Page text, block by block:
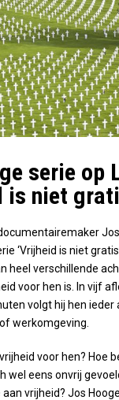
serie op
is niet
‘Vrijheid is niet
heel verschillende
voor hen is. In vijf
volgt hij hen ieder
werkomgeving.
voor hen? Hoe
wel eens onvrij
aan vrijheid? Jos